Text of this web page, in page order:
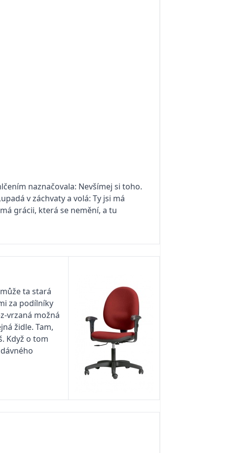
naznačovala: Nevšímej si toho.
v záchvaty a volá: Ty jsi má
grácii, která se nemění, a tu
ta stará
za podílníky
vrzaná možná
židle. Tam,
Když o tom